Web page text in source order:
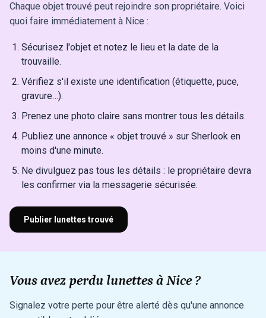
Chaque objet trouvé peut rejoindre son propriétaire. Voici
quoi faire immédiatement à Nice :
Sécurisez l'objet et notez le lieu et la date de la
trouvaille.
Vérifiez s'il existe une identification (étiquette, puce,
gravure…).
Prenez une photo claire sans montrer tous les détails.
Publiez une annonce « objet trouvé » sur Sherlook en
moins d'une minute.
Ne divulguez pas tous les détails : le propriétaire devra
les confirmer via la messagerie sécurisée.
Publier lunettes trouvé
Vous avez perdu lunettes à Nice ?
Signalez votre perte pour être alerté dès qu'une annonce